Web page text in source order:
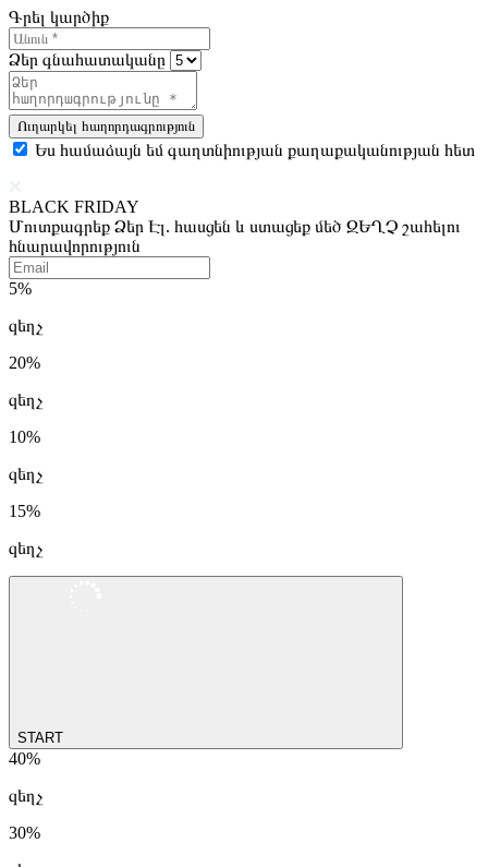
Գրել կարծիք
Ձեր գնահատականը
Ուղարկել հաղորդագրություն
Ես համաձայն եմ գաղտնիության քաղաքականության հետ
BLACK FRIDAY
Մուտքագրեք Ձեր Էլ. հասցեն և ստացեք մեծ ԶԵՂՉ շահելու
հնարավորություն
5%
զեղչ
20%
զեղչ
10%
զեղչ
15%
զեղչ
START
40%
զեղչ
30%